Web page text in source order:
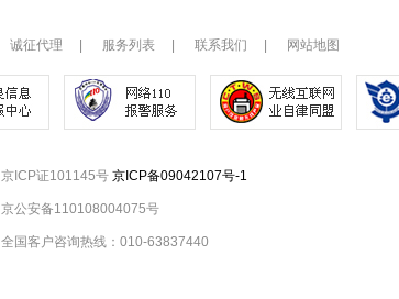
诚征代理 服务列表 联系我们 网站地图
京ICP证101145号 京ICP备09042107号-1
京公安备110108004075号
全国客户咨询热线：010-63837440